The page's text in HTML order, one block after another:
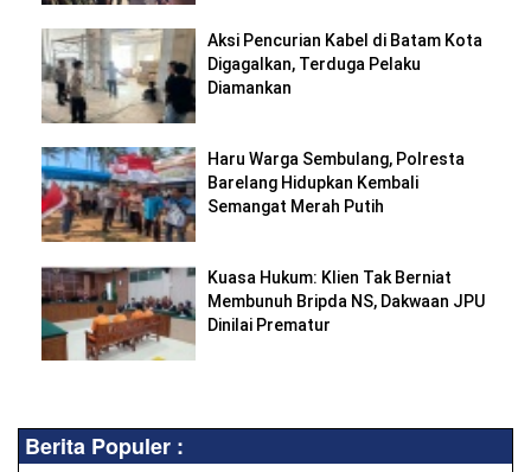
Aksi Pencurian Kabel di Batam Kota
Digagalkan, Terduga Pelaku
Diamankan
Haru Warga Sembulang, Polresta
Barelang Hidupkan Kembali
Semangat Merah Putih
Kuasa Hukum: Klien Tak Berniat
Membunuh Bripda NS, Dakwaan JPU
Dinilai Prematur
Berita Populer :